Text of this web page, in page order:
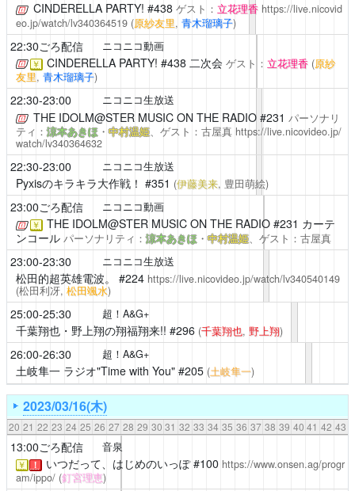
CINDERELLA PARTY! #438 ゲスト： 立花理香 https://live.nicovid
eo.jp/watch/lv340364519 (原紗友里, 青木瑠璃子)
22:30ごろ配信 ニコニコ動画
￥ CINDERELLA PARTY! #438 二次会 ゲスト： 立花理香 (原紗
友里, 青木瑠璃子)
22:30-23:00 ニコニコ生放送
THE IDOLM@STER MUSIC ON THE RADIO#231 パーソナリ
ティ：涼本あきほ・中村温姫、ゲスト：古屋真 https://live.nicovideo.jp/
watch/lv340364632
22:30-23:00 ニコニコ生放送
Pyxisのキラキラ大作戦！ #351 (伊藤美来, 豊田萌絵)
23:00ごろ配信 ニコニコ動画
￥ THE IDOLM@STER MUSIC ON THE RADIO#231 カーテ
ンコール パーソナリティ：涼本あきほ・中村温姫、ゲスト：古屋真
23:00-23:30 ニコニコ生放送
松田的超英雄電波。 #224 https://live.nicovideo.jp/watch/lv340540149
(松田利冴, 松田颯水)
25:00-25:30 超！A&G+
千葉翔也・野上翔の翔福翔来!! #296 (千葉翔也, 野上翔)
26:00-26:30 超！A&G+
土岐隼一 ラジオ"Time with You"#205 (土岐隼一)
2023/03/16(木)
20 21 22 23 24 25 26 27 28 29 30 31 32 33 34 35 36 37 38 39 40 41 42 43
13:00ごろ配信 音泉
￥ ！ いつだって、はじめのいっぽ#100 https://www.onsen.ag/progr
am/ippo/ (釘宮理恵)